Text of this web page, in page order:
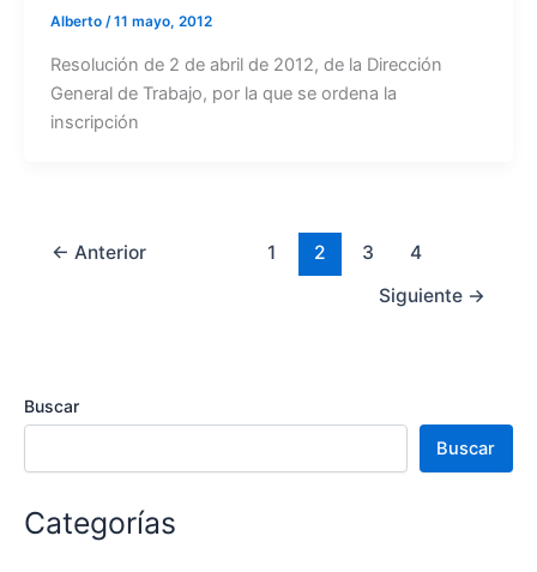
Alberto /11 mayo, 2012
Resolución de 2 de abril de 2012, de la Dirección
General de Trabajo, por la que se ordena la
inscripción
← Anterior 1 2 3
4
Siguiente →
Buscar
Buscar
Categorías